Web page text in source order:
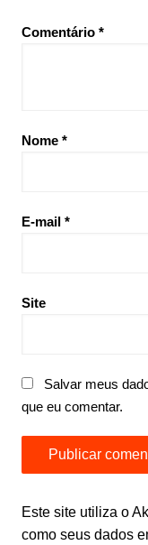
Comentário *
Nome *
E-mail *
Site
Salvar meus
que eu comentar.
Este site utiliza o
como seus dados